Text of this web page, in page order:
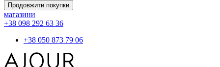
Продовжити покупки
магазини
+38 098 292 63 36
+38 050 873 79 06